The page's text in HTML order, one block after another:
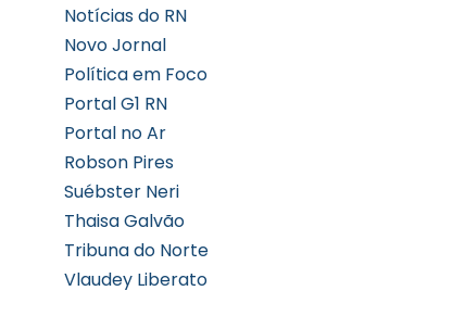
Notícias do RN
Novo Jornal
Política em Foco
Portal G1 RN
Portal no Ar
Robson Pires
Suébster Neri
Thaisa Galvão
Tribuna do Norte
Vlaudey Liberato